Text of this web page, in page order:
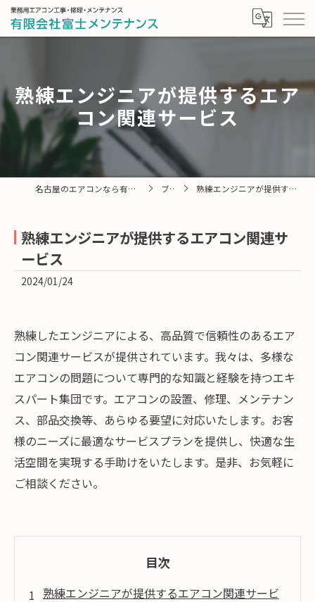
熟練エンジニアが提供するエア
コン関連サービス
名古屋のエアコンなら有限会社富士メンテナンス ブログ 熟練エンジニアが提供するエアコン関連サービス
熟練エンジニアが提供するエアコン関連サ
ービス
2024/01/24
熟練したエンジニアによる、高品質で信頼性のあるエア
コン関連サービスが提供されています。我々は、多様な
エアコンの問題について専門的な知識と経験を持つエキ
スパート集団です。エアコンの設置、修理、メンテナン
ス、部品交換等、あらゆる要望に対応いたします。お客
様のニーズに最適なサービスプランを提供し、快適な生
活空間を実現する手助けをいたします。是非、お気軽に
ご相談ください。
目次
熟練エンジニアが提供するエアコン関連サービ